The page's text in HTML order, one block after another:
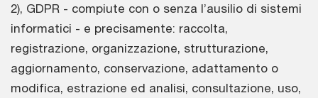
2), GDPR - compiute con o senza l’ausilio di sistemi
informatici - e precisamente: raccolta,
registrazione, organizzazione, strutturazione,
aggiornamento, conservazione, adattamento o
modifica, estrazione ed analisi, consultazione, uso,